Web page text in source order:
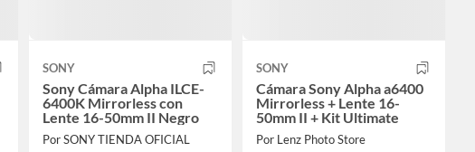
SONY
Sony Cámara Alpha ILCE-
6400K Mirrorless con
Lente 16-50mm II Negro
Por SONY TIENDA OFICIAL
SONY
Cámara Sony Alpha a6400
Mirrorless + Lente 16-
50mm II + Kit Ultimate
Por Lenz Photo Store